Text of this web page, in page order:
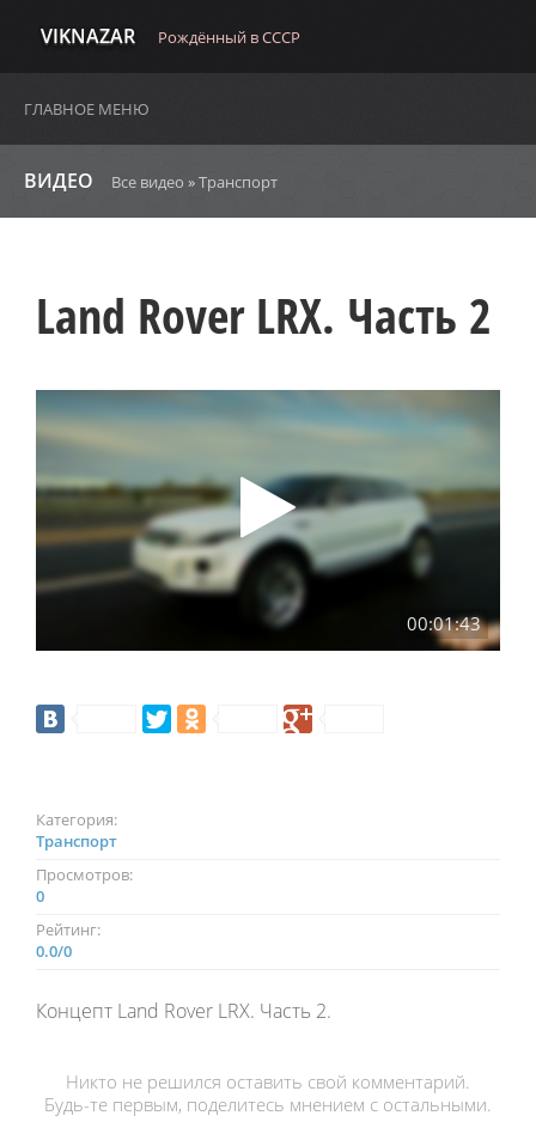
VIKNAZAR Рождённый в СССР
ГЛАВНОЕ МЕНЮ
ВИДЕО Все видео »Транспорт
Land Rover LRX. Часть 2
00:01:43
Категория:
Транспорт
Просмотров:
0
Рейтинг:
0.0/0
Концепт Land Rover LRX. Часть 2.
Никто не решился оставить свой комментарий.
Будь-те первым, поделитесь мнением с остальными.